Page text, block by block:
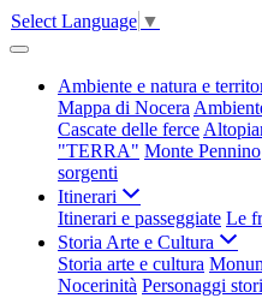
Select Language ▼
Ambiente e natura e
Mappa di Nocera
Cascate delle ferce
"TERRA" Monte Pennino
sorgenti
Itinerari
Itinerari e passeggiate Le
Storia Arte e Cultura
Storia arte e cultura
Nocerinità Personaggi